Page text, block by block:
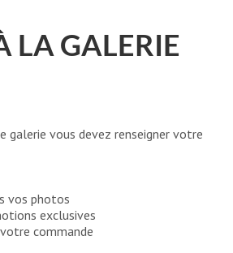
LA GALERIE
galerie vous devez renseigner votre
vos photos
exclusives
commande